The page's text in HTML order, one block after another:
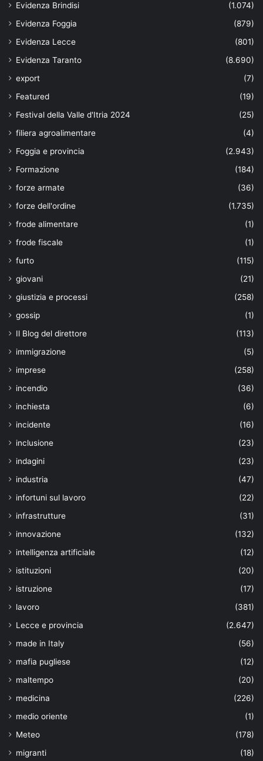
Evidenza Brindisi
(1.074)
Evidenza Foggia
(879)
Evidenza Lecce
(801)
Evidenza Taranto
(8.690)
export
(7)
Featured
(19)
Festival della Valle d'Itria 2024
(25)
filiera agroalimentare
(4)
Foggia e provincia
(2.943)
Formazione
(184)
forze armate
(36)
forze dell'ordine
(1.735)
frode alimentare
(1)
frode fiscale
(1)
furto
(115)
giovani
(21)
giustizia e processi
(258)
gossip
(1)
Il Blog del direttore
(113)
immigrazione
(5)
imprese
(258)
incendio
(36)
inchiesta
(6)
incidente
(16)
inclusione
(23)
indagini
(23)
industria
(47)
infortuni sul lavoro
(22)
infrastrutture
(31)
innovazione
(132)
intelligenza artificiale
(12)
istituzioni
(20)
istruzione
(17)
lavoro
(381)
Lecce e provincia
(2.647)
made in Italy
(56)
mafia pugliese
(12)
maltempo
(20)
medicina
(226)
medio oriente
(1)
Meteo
(178)
migranti
(18)